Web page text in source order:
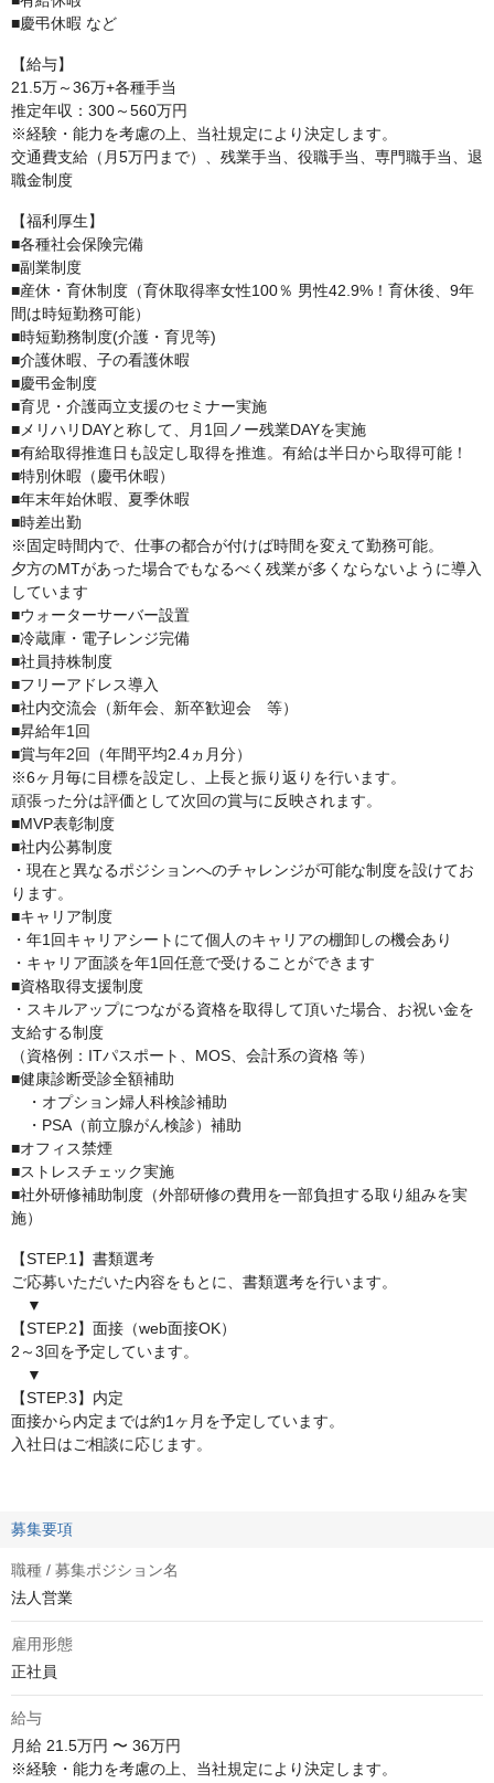
■慶弔休暇 など
【給与】
21.5万～36万+各種手当
推定年収：300～560万円
※経験・能力を考慮の上、当社規定により決定します。
交通費支給（月5万円まで）、残業手当、役職手当、専門職手当、退
職金制度
【福利厚生】
■各種社会保険完備
■副業制度
■産休・育休制度（育休取得率女性100％ 男性42.9%！育休後、9年
間は時短勤務可能）
■時短勤務制度(介護・育児等)
■介護休暇、子の看護休暇
■慶弔金制度
■育児・介護両立支援のセミナー実施
■メリハリDAYと称して、月1回ノー残業DAYを実施
■有給取得推進日も設定し取得を推進。有給は半日から取得可能！
■特別休暇（慶弔休暇）
■年末年始休暇、夏季休暇
■時差出勤
※固定時間内で、仕事の都合が付けば時間を変えて勤務可能。
夕方のMTがあった場合でもなるべく残業が多くならないように導入
しています
■ウォーターサーバー設置
■冷蔵庫・電子レンジ完備
■社員持株制度
■フリーアドレス導入
■社内交流会（新年会、新卒歓迎会 等）
■昇給年1回
■賞与年2回（年間平均2.4ヵ月分）
※6ヶ月毎に目標を設定し、上長と振り返りを行います。
頑張った分は評価として次回の賞与に反映されます。
■MVP表彰制度
■社内公募制度
・現在と異なるポジションへのチャレンジが可能な制度を設けてお
ります。
■キャリア制度
・年1回キャリアシートにて個人のキャリアの棚卸しの機会あり
・キャリア面談を年1回任意で受けることができます
■資格取得支援制度
・スキルアップにつながる資格を取得して頂いた場合、お祝い金を
支給する制度
（資格例：ITパスポート、MOS、会計系の資格 等）
■健康診断受診全額補助
・オプション婦人科検診補助
・PSA（前立腺がん検診）補助
■オフィス禁煙
■ストレスチェック実施
■社外研修補助制度（外部研修の費用を一部負担する取り組みを実
施）
【STEP.1】書類選考
ご応募いただいた内容をもとに、書類選考を行います。
▼
【STEP.2】面接（web面接OK）
2～3回を予定しています。
▼
【STEP.3】内定
面接から内定までは約1ヶ月を予定しています。
入社日はご相談に応じます。
募集要項
職種 / 募集ポジション名
法人営業
雇用形態
正社員
給与
月給 21.5万円 〜 36万円
※経験・能力を考慮の上、当社規定により決定します。